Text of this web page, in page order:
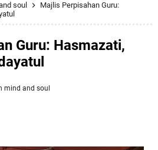
soul
Majlis Perpisahan Guru:
Guru: Hasmazati,
mind and soul